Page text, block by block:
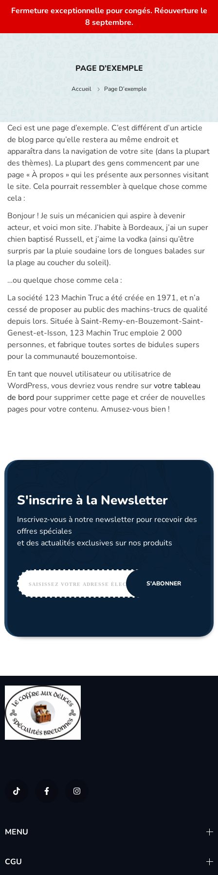
Fermeture exceptionnelle pour congés. Réouverture le
8 septembre.
PAGE D’EXEMPLE
Accueil Page D’exemple
Ceci est une page d’exemple. C’est différent d’un article
de blog parce qu’elle restera au même endroit et
apparaîtra dans la navigation de votre site (dans la plupart
des thèmes). La plupart des gens commencent par une
page « À propos » qui les présente aux personnes visitant
le site. Cela pourrait ressembler à quelque chose comme
cela :
Bonjour ! Je suis un mécanicien qui aspire à devenir
acteur, et voici mon site. J’habite à Bordeaux, j’ai un super
chien baptisé Russell, et j’aime la vodka (ainsi qu’être
surpris par la pluie soudaine lors de longues balades sur
la plage au coucher du soleil).
…ou quelque chose comme cela :
La société 123 Machin Truc a été créée en 1971, et n’a
cessé de proposer au public des machins-trucs de qualité
depuis lors. Située à Saint-Remy-en-Bouzemont-Saint-
Genest-et-Isson, 123 Machin Truc emploie 2 000
personnes, et fabrique toutes sortes de bidules supers
pour la communauté bouzemontoise.
En tant que nouvel utilisateur ou utilisatrice de
WordPress, vous devriez vous rendre survotre tableau
de bord pour supprimer cette page et créer de nouvelles
pages pour votre contenu. Amusez-vous bien !
S'inscrire à la Newsletter
Inscrivez-vous à notre newsletter pour recevoir des
offres spéciales
et des actualités exclusives sur nos produits
MENU
CGU